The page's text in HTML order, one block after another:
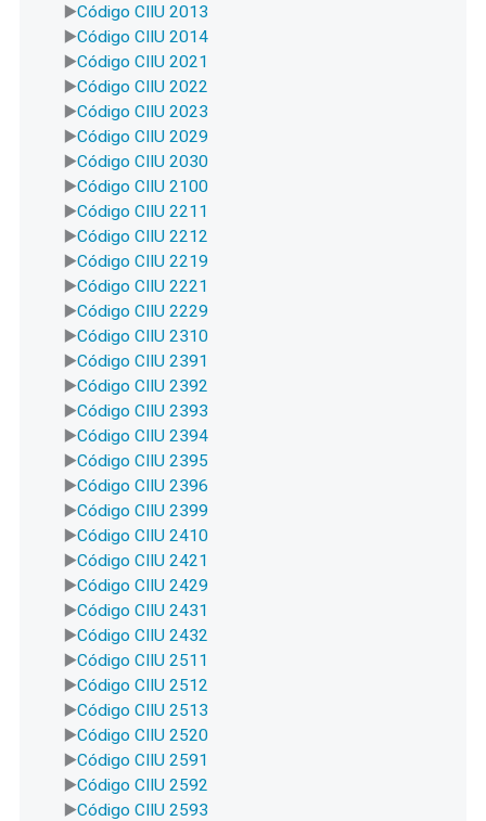
Código CIIU 2013
Código CIIU 2014
Código CIIU 2021
Código CIIU 2022
Código CIIU 2023
Código CIIU 2029
Código CIIU 2030
Código CIIU 2100
Código CIIU 2211
Código CIIU 2212
Código CIIU 2219
Código CIIU 2221
Código CIIU 2229
Código CIIU 2310
Código CIIU 2391
Código CIIU 2392
Código CIIU 2393
Código CIIU 2394
Código CIIU 2395
Código CIIU 2396
Código CIIU 2399
Código CIIU 2410
Código CIIU 2421
Código CIIU 2429
Código CIIU 2431
Código CIIU 2432
Código CIIU 2511
Código CIIU 2512
Código CIIU 2513
Código CIIU 2520
Código CIIU 2591
Código CIIU 2592
Código CIIU 2593